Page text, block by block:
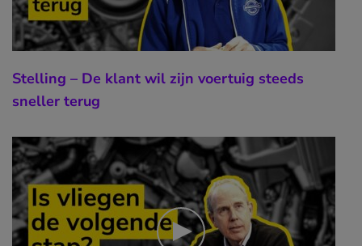
Stelling – De klant wil zijn voertuig steeds
sneller terug